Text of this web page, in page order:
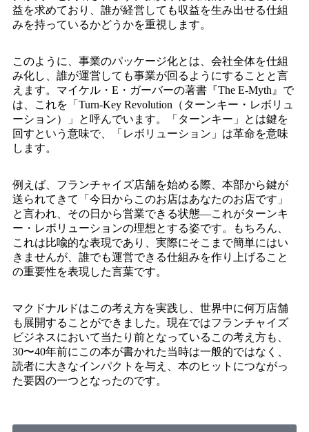
益を求めており、誰が経営しても収益を生み出せる仕組
みを持っているかどうかを重視します。
このように、事業のパッケージ化とは、会社全体を仕組
み化し、誰が運営しても事業が回るようにすることと言
えます。マイケル・E・ガーバーの著書『The E-Myth』で
は、これを「Turn-Key Revolution（ターンキー・レボリュ
ーション）」と呼んでいます。「ターンキー」とは鍵を
回すという意味で、「レボリューション」は革命を意味
します。
例えば、フランチャイズ店舗を始める際、本部から鍵が
送られてきて「今日からこのお店はあなたのお店です」
と言われ、その日から営業できる状態―これがターンキ
ー・レボリューションの理想とする姿です。もちろん、
これは比喩的な表現であり、実際にそこまで簡単にはい
きませんが、誰でも運営できる仕組みを作り上げること
の重要性を表現した言葉です。
マクドナルドはこの考え方を実践し、世界中に何万店舗
も展開することができました。現在ではフランチャイズ
ビジネスにおいて当たり前となっているこの考え方も、
30〜40年前にこの本が書かれた当時は一般的ではなく、
読者に大きなインパクトを与え、本のヒットにつながっ
た要因の一つとなったのです。